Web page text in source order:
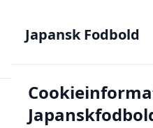
japanske talenter
Søg nu
Japansk Fodbold